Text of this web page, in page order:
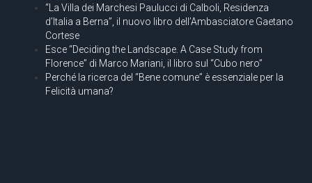
“La Villa dei Marchesi Paulucci di Calboli, Residenza
d’Italia a Berna”, il nuovo libro dell’Ambasciatore Gaetano
Cortese
Esce “Deciding the Landscape. A Case Study from
Florence” di Marco Mariani, il libro sul “Cubo nero”
Perché la ricerca del “Bene comune” è essenziale per la
Felicità umana?